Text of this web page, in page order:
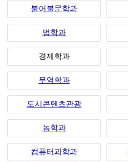
불어불문학과
법학과
경제학과
무역학과
도시콘텐츠관광
농학과
컴퓨터과학과